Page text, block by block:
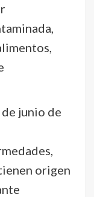
junio de
origen